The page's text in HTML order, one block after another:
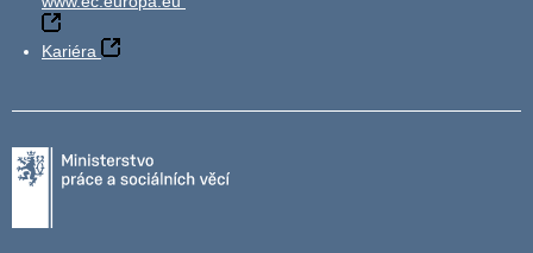
Kariéra